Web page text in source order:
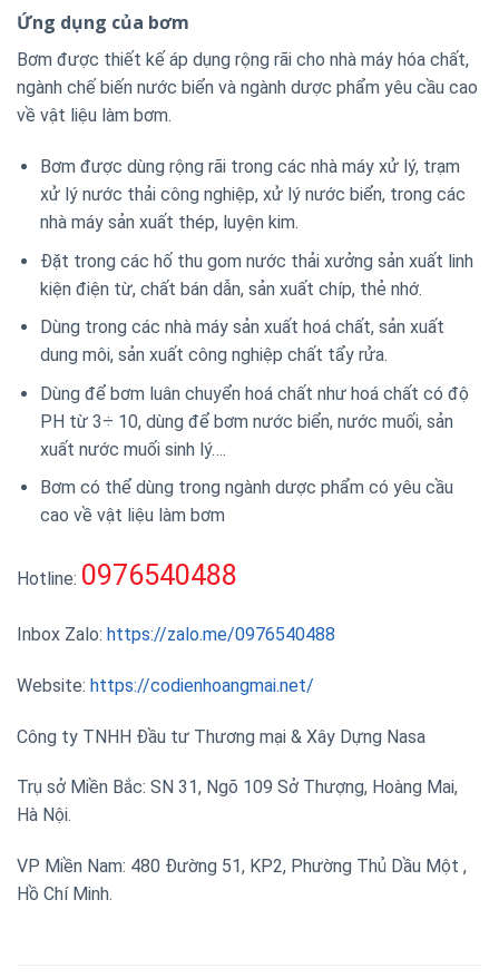
Ứng dụng của bơm
Bơm được thiết kế áp dụng rộng rãi cho nhà máy hóa chất,
ngành chế biến nước biển và ngành dược phẩm yêu cầu cao
về vật liệu làm bơm.
Bơm được dùng rộng rãi trong các nhà máy xử lý, trạm
xử lý nước thải công nghiệp, xử lý nước biển, trong các
nhà máy sản xuất thép, luyện kim.
Đặt trong các hố thu gom nước thải xưởng sản xuất linh
kiện điện từ, chất bán dẫn, sản xuất chíp, thẻ nhớ.
Dùng trong các nhà máy sản xuất hoá chất, sản xuất
dung môi, sản xuất công nghiệp chất tẩy rửa.
Dùng để bơm luân chuyển hoá chất như hoá chất có độ
PH từ 3÷ 10, dùng để bơm nước biển, nước muối, sản
xuất nước muối sinh lý….
Bơm có thể dùng trong ngành dược phẩm có yêu cầu
cao về vật liệu làm bơm
Hotline: 0976540488
Inbox Zalo: https://zalo.me/0976540488
Website: https://codienhoangmai.net/
Công ty TNHH Đầu tư Thương mại & Xây Dựng Nasa
Trụ sở Miền Bắc: SN 31, Ngõ 109 Sở Thượng, Hoàng Mai,
Hà Nội.
VP Miền Nam: 480 Đường 51, KP2, Phường Thủ Dầu Một ,
Hồ Chí Minh.